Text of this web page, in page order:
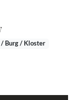
/ Burg / Kloster